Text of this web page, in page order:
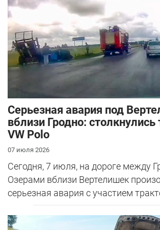
Серьезная авария под
вблизи Гродно: столкнулись
VW Polo
07 июля 2026
Сегодня, 7 июля, на дороге между
Озерами вблизи Вертелишек
серьезная авария с участием